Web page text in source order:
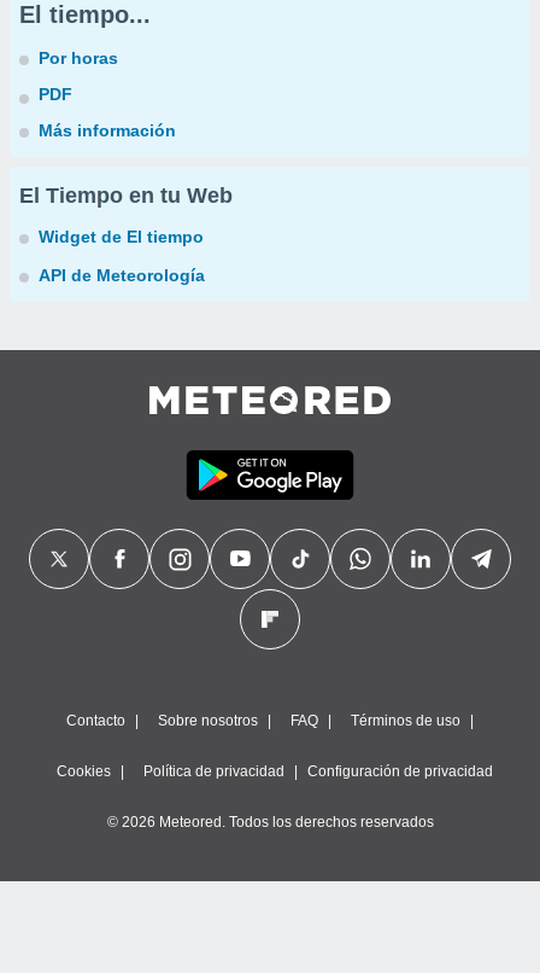
El tiempo...
Por horas
PDF
Más información
El Tiempo en tu Web
Widget de El tiempo
API de Meteorología
Contacto Sobre nosotros FAQ Términos de uso
Cookies Política de privacidad Configuración de privacidad
© 2026 Meteored. Todos los derechos reservados